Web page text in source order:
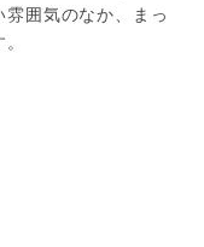
囲気のなか、まっ